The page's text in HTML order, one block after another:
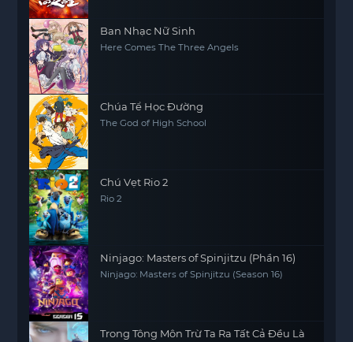
Ban Nhạc Nữ Sinh
Here Comes The Three Angels
Chúa Tể Học Đường
The God of High School
Chú Vẹt Rio 2
Rio 2
Ninjago: Masters of Spinjitzu (Phần 16)
Ninjago: Masters of Spinjitzu (Season 16)
Trong Tông Môn Trừ Ta Ra Tất Cả Đều Là